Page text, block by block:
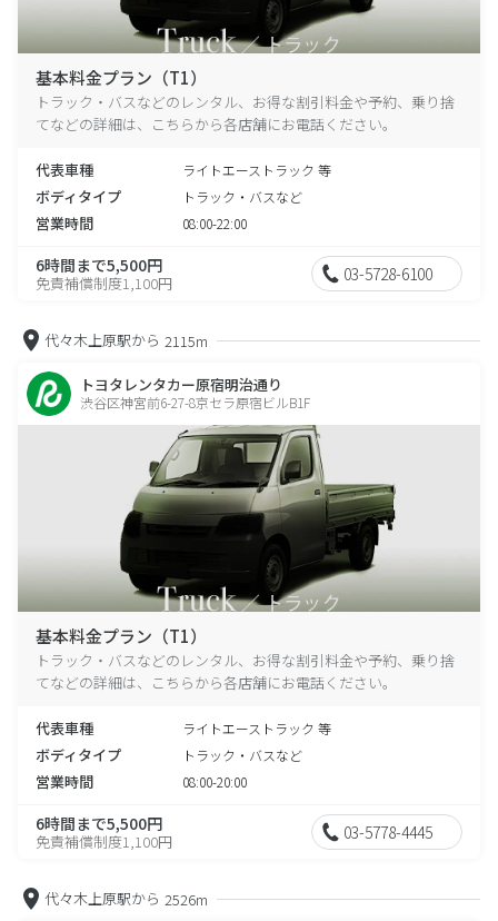
基本料金プラン（T1）
トラック・バスなどのレンタル、お得な割引料金や予約、乗り捨
てなどの詳細は、こちらから各店舗にお電話ください。
代表車種 ライトエーストラック 等
ボディタイプ トラック・バスなど
営業時間 08:00-22:00
6時間まで5,500円
免責補償制度1,100円 03-5728-6100
代々木上原駅から 2115m
トヨタレンタカー原宿明治通り
渋谷区神宮前6-27-8京セラ原宿ビルB1F
基本料金プラン（T1）
トラック・バスなどのレンタル、お得な割引料金や予約、乗り捨
てなどの詳細は、こちらから各店舗にお電話ください。
代表車種 ライトエーストラック 等
ボディタイプ トラック・バスなど
営業時間 08:00-20:00
6時間まで5,500円
免責補償制度1,100円 03-5778-4445
代々木上原駅から 2526m